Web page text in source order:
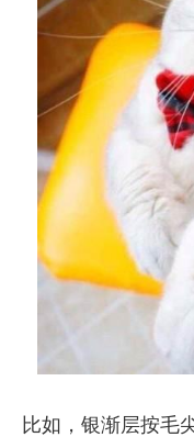
比如，银渐层按毛